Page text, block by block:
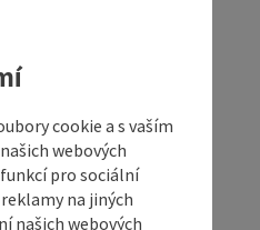
cookie a s vaším
webových
pro sociální
na jiných
našich webových